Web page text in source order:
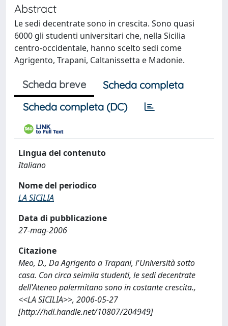
Abstract
Le sedi decentrate sono in crescita. Sono quasi
6000 gli studenti universitari che, nella Sicilia
centro-occidentale, hanno scelto sedi come
Agrigento, Trapani, Caltanissetta e Madonie.
Scheda breve
Scheda completa
Scheda completa (DC)
Lingua del contenuto
Italiano
Nome del periodico
LA SICILIA
Data di pubblicazione
27-mag-2006
Citazione
Meo, D., Da Agrigento a Trapani, l'Università sotto
casa. Con circa seimila studenti, le sedi decentrate
dell'Ateneo palermitano sono in costante crescita.,
<<LA SICILIA>>, 2006-05-27
[http://hdl.handle.net/10807/204949]